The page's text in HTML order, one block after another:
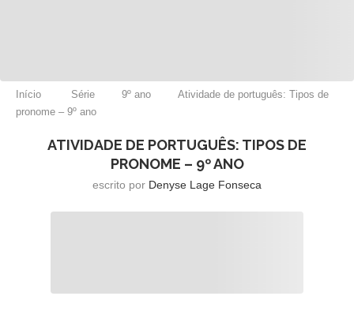
Início Série 9º ano
Atividade de português: Tipos de
pronome – 9º ano
ATIVIDADE DE PORTUGUÊS: TIPOS DE
PRONOME – 9º ANO
escrito por Denyse Lage Fonseca